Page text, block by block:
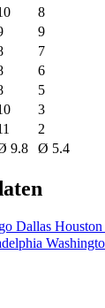
8
9
7
6
5
3
2
9.8 Ø 5.4
Dallas Houston